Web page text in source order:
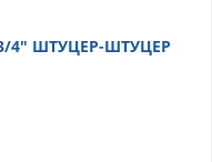
4" ШТУЦЕР-ШТУЦЕР